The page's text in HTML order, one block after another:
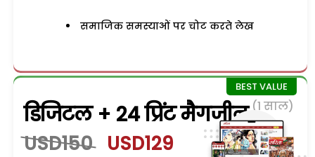
समाजिक समस्याओं पर चोट करते लेख
डिजिटल + 24 प्रिंट मैगजीन (1 साल)
USD150 USD129